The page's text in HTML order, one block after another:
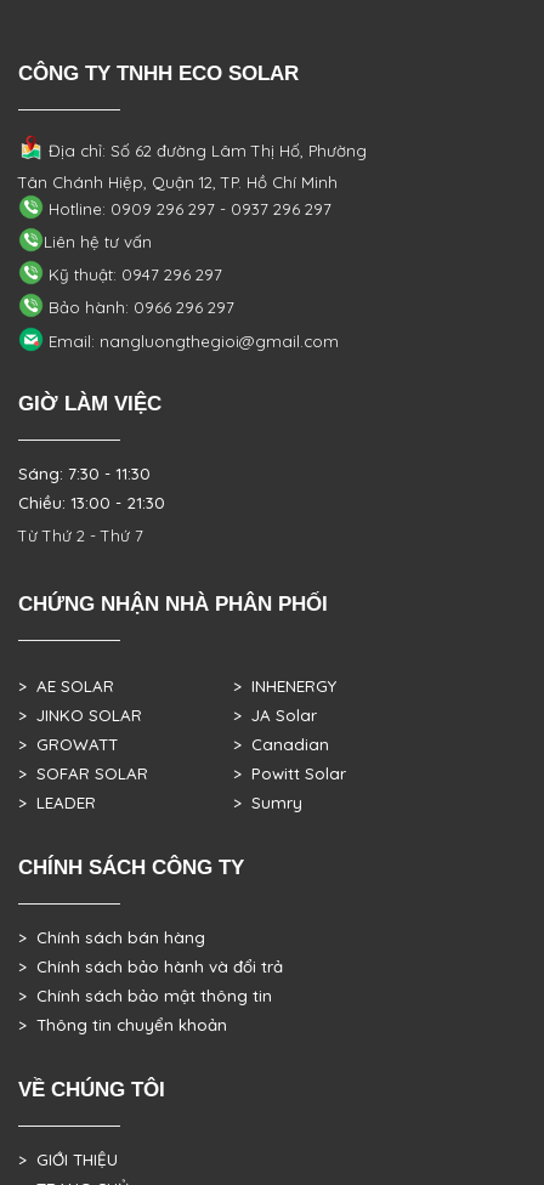
CÔNG TY TNHH ECO SOLAR
Địa chỉ: Số 62 đường Lâm Thị Hố, Phường
Tân Chánh Hiệp, Quận 12, TP. Hồ Chí Minh
Hotline: 0909 296 297 - 0937 296 297
Liên hệ tư vấn
Kỹ thuật: 0947 296 297
Bảo hành: 0966 296 297
Email: nangluongthegioi@gmail.com
GIỜ LÀM VIỆC
Sáng: 7:30 - 11:30
Chiều: 13:00 - 21:30
Từ Thứ 2 - Thứ 7
CHỨNG NHẬN NHÀ PHÂN PHỐI
> AE SOLAR
> JINKO SOLAR
> GROWATT
> SOFAR SOLAR
> LEADER
> INHENERGY
> JA Solar
> Canadian
> Powitt Solar
> Sumry
CHÍNH SÁCH CÔNG TY
> Chính sách bán hàng
> Chính sách bảo hành và đổi trả
> Chính sách bảo mật thông tin
> Thông tin chuyển khoản
VỀ CHÚNG TÔI
> GIỚI THIỆU